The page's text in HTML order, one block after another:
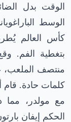
الوقت بدل
الوسط
كأس العالم
بتغطية الفم.
منتصف الملعب،
كلمات حادة. قام
مع مولدر، مما
الحكم إيفان